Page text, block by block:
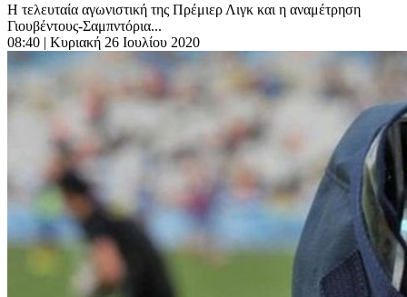
Η τελευταία αγωνιστική της Πρέμιερ Λιγκ και η αναμέτρηση
Γιουβέντους-Σαμπντόρια...
08:40 | Κυριακή 26 Ιουλίου 2020